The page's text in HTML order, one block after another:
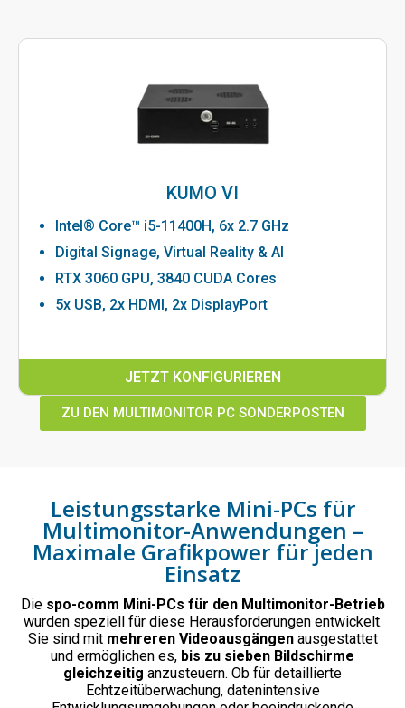
KUMO VI
Intel® Core™ i5-11400H, 6x 2.7 GHz
Digital Signage, Virtual Reality & AI
RTX 3060 GPU, 3840 CUDA Cores
5x USB, 2x HDMI, 2x DisplayPort
JETZT KONFIGURIEREN
ZU DEN MULTIMONITOR PC SONDERPOSTEN
Leistungsstarke Mini-PCs für
Multimonitor-Anwendungen –
Maximale Grafikpower für jeden
Einsatz
Die spo-comm Mini-PCs für den Multimonitor-Betrieb
wurden speziell für diese Herausforderungen entwickelt.
Sie sind mit mehreren Videoausgängenausgestattet
und ermöglichen es, bis zu sieben Bildschirme
gleichzeitig anzusteuern. Ob für detaillierte
Echtzeitüberwachung, datenintensive